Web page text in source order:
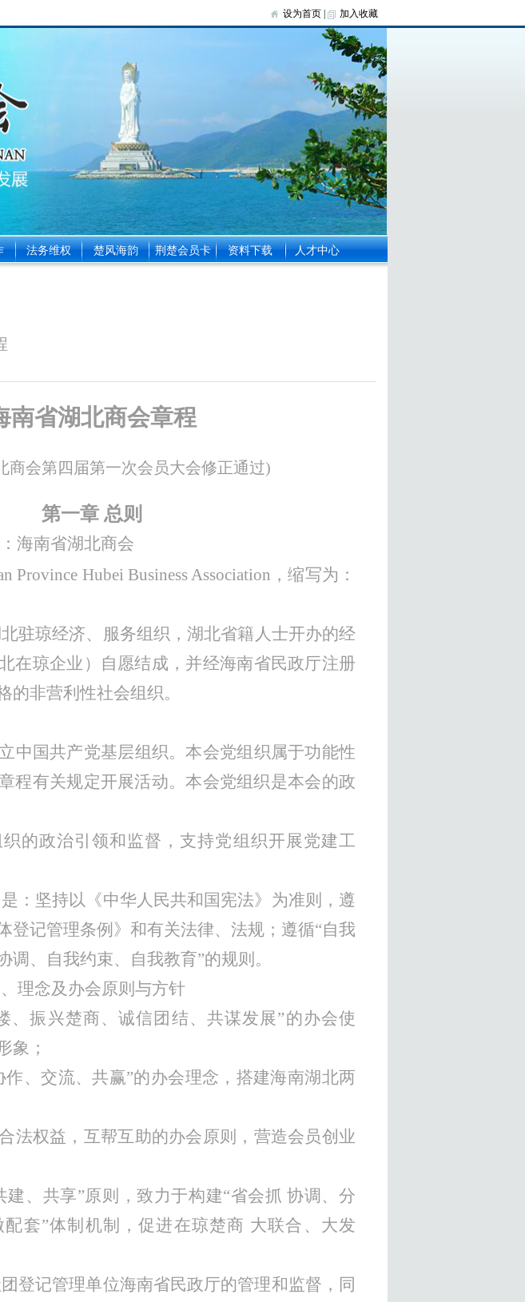
设为首页 加入收藏
法务维权 楚风海韵 荆楚会员卡 资料下载 人才中心
南省湖北商会章程
商会第四届第一次会员大会修正通过)
第一章 总则
海南省湖北商会
Province Hubei Business Association，缩写为 ：
驻琼经济、服务组织 ，湖北省籍人士开办的经
在琼企业）
自愿结成， 并经海南省民政厅注册
的非营利性社会组织。
中国共产党基层组织。本会党组织属于功能性
程有关规定开展活动。本会党组织是本会的政
的政治引领和监督，支持党组织开展党建工
：坚持以《中华人民共和国宪法》为准则，遵
登记管理条例》和有关法律、法规 ；遵循“自我
调、自我约束、自我教育”的规则。
理念及办会原则与方针
、振兴楚商、诚信团结、共谋发展”的办会使
象；
作、交流、共赢”的办会理念，搭建海南湖北两
法权益，互帮互助的办会原则，营造会员创业
建、共享”原则，致力于构建“省会抓 协调、分
套”体制机制，促进在琼楚商 大联合、大发
登记管理单位海南省民政厅的管理和监督，同